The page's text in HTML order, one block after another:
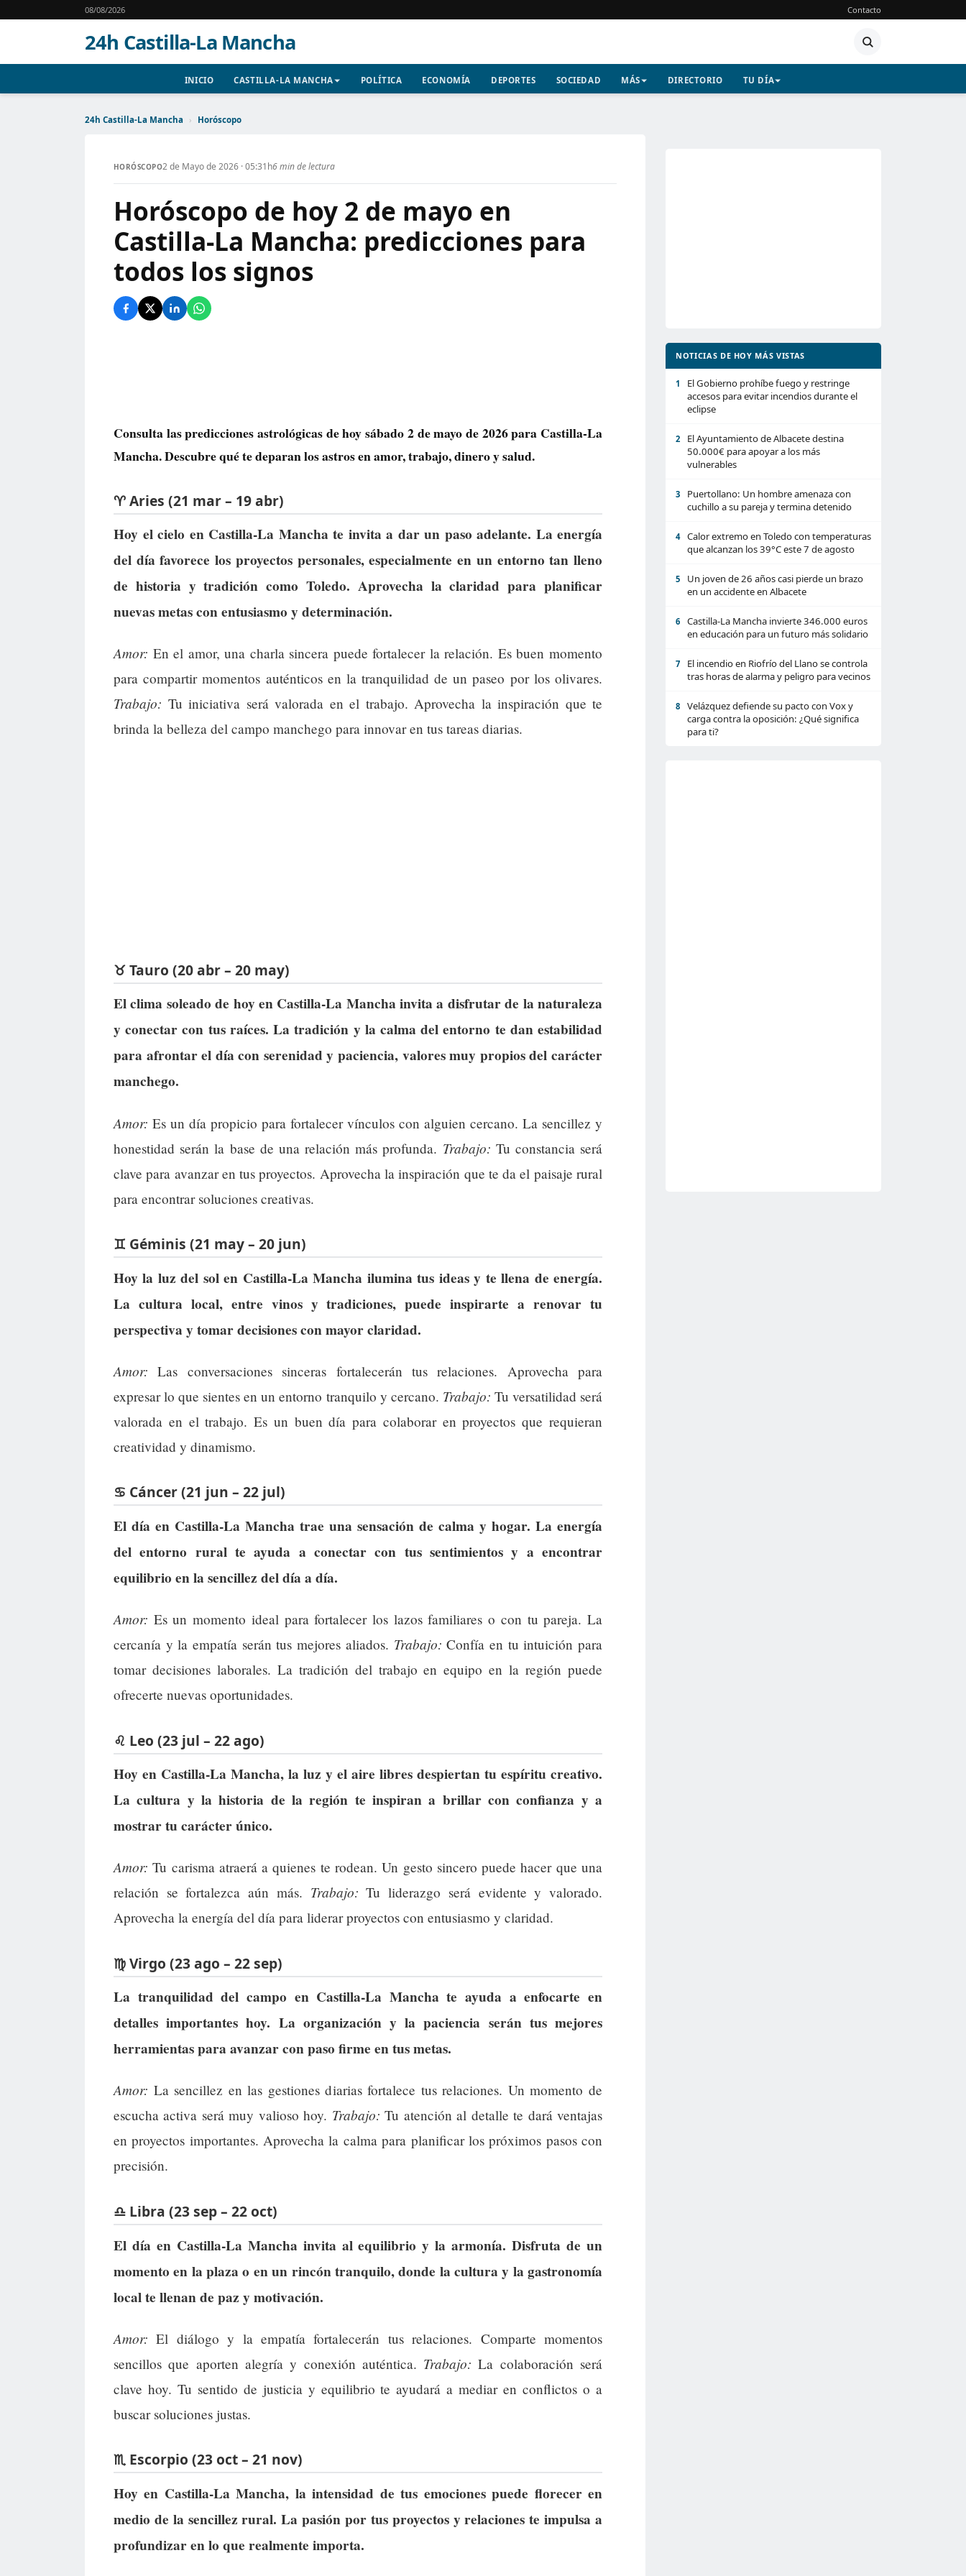
08/08/2026 Contacto
24h Castilla-La Mancha
INICIO CASTILLA-LA MANCHA POLÍTICA ECONOMÍA DEPORTES SOCIEDAD MÁS DIRECTORIO TU DÍA
24h Castilla-La Mancha › Horóscopo
HORÓSCOPO2 de Mayo de 2026 · 05:31h6 min de lectura
Horóscopo de hoy 2 de mayo en
Castilla-La Mancha: predicciones para
todos los signos
Consulta las predicciones astrológicas de hoy sábado 2 de mayo de 2026 para Castilla-La
Mancha. Descubre qué te deparan los astros en amor, trabajo, dinero y salud.
♈ Aries (21 mar – 19 abr)
Hoy el cielo en Castilla-La Mancha te invita a dar un paso adelante. La energía
del día favorece los proyectos personales, especialmente en un entorno tan lleno
de historia y tradición como Toledo. Aprovecha la claridad para planificar
nuevas metas con entusiasmo y determinación.
Amor: En el amor, una charla sincera puede fortalecer la relación. Es buen momento
para compartir momentos auténticos en la tranquilidad de un paseo por los olivares.
Trabajo: Tu iniciativa será valorada en el trabajo. Aprovecha la inspiración que te
brinda la belleza del campo manchego para innovar en tus tareas diarias.
♉ Tauro (20 abr – 20 may)
El clima soleado de hoy en Castilla-La Mancha invita a disfrutar de la naturaleza
y conectar con tus raíces. La tradición y la calma del entorno te dan estabilidad
para afrontar el día con serenidad y paciencia, valores muy propios del carácter
manchego.
Amor: Es un día propicio para fortalecer vínculos con alguien cercano. La sencillez y
honestidad serán la base de una relación más profunda. Trabajo: Tu constancia será
clave para avanzar en tus proyectos. Aprovecha la inspiración que te da el paisaje rural
para encontrar soluciones creativas.
♊ Géminis (21 may – 20 jun)
Hoy la luz del sol en Castilla-La Mancha ilumina tus ideas y te llena de energía.
La cultura local, entre vinos y tradiciones, puede inspirarte a renovar tu
perspectiva y tomar decisiones con mayor claridad.
Amor: Las conversaciones sinceras fortalecerán tus relaciones. Aprovecha para
expresar lo que sientes en un entorno tranquilo y cercano. Trabajo: Tu versatilidad será
valorada en el trabajo. Es un buen día para colaborar en proyectos que requieran
creatividad y dinamismo.
♋ Cáncer (21 jun – 22 jul)
El día en Castilla-La Mancha trae una sensación de calma y hogar. La energía
del entorno rural te ayuda a conectar con tus sentimientos y a encontrar
equilibrio en la sencillez del día a día.
Amor: Es un momento ideal para fortalecer los lazos familiares o con tu pareja. La
cercanía y la empatía serán tus mejores aliados. Trabajo: Confía en tu intuición para
tomar decisiones laborales. La tradición del trabajo en equipo en la región puede
ofrecerte nuevas oportunidades.
♌ Leo (23 jul – 22 ago)
Hoy en Castilla-La Mancha, la luz y el aire libres despiertan tu espíritu creativo.
La cultura y la historia de la región te inspiran a brillar con confianza y a
mostrar tu carácter único.
Amor: Tu carisma atraerá a quienes te rodean. Un gesto sincero puede hacer que una
relación se fortalezca aún más. Trabajo: Tu liderazgo será evidente y valorado.
Aprovecha la energía del día para liderar proyectos con entusiasmo y claridad.
♍ Virgo (23 ago – 22 sep)
La tranquilidad del campo en Castilla-La Mancha te ayuda a enfocarte en
detalles importantes hoy. La organización y la paciencia serán tus mejores
herramientas para avanzar con paso firme en tus metas.
Amor: La sencillez en las gestiones diarias fortalece tus relaciones. Un momento de
escucha activa será muy valioso hoy. Trabajo: Tu atención al detalle te dará ventajas
en proyectos importantes. Aprovecha la calma para planificar los próximos pasos con
precisión.
♎ Libra (23 sep – 22 oct)
El día en Castilla-La Mancha invita al equilibrio y la armonía. Disfruta de un
momento en la plaza o en un rincón tranquilo, donde la cultura y la gastronomía
local te llenan de paz y motivación.
Amor: El diálogo y la empatía fortalecerán tus relaciones. Comparte momentos
sencillos que aporten alegría y conexión auténtica. Trabajo: La colaboración será
clave hoy. Tu sentido de justicia y equilibrio te ayudará a mediar en conflictos o a
buscar soluciones justas.
♏ Escorpio (23 oct – 21 nov)
Hoy en Castilla-La Mancha, la intensidad de tus emociones puede florecer en
medio de la sencillez rural. La pasión por tus proyectos y relaciones te impulsa a
profundizar en lo que realmente importa.
NOTICIAS DE HOY MÁS VISTAS
1
El Gobierno prohíbe fuego y restringe
accesos para evitar incendios durante el
eclipse
2
El Ayuntamiento de Albacete destina
50.000€ para apoyar a los más
vulnerables
3
Puertollano: Un hombre amenaza con
cuchillo a su pareja y termina detenido
4
Calor extremo en Toledo con temperaturas
que alcanzan los 39°C este 7 de agosto
5
Un joven de 26 años casi pierde un brazo
en un accidente en Albacete
6
Castilla-La Mancha invierte 346.000 euros
en educación para un futuro más solidario
7
El incendio en Riofrío del Llano se controla
tras horas de alarma y peligro para vecinos
8
Velázquez defiende su pacto con Vox y
carga contra la oposición: ¿Qué significa
para ti?